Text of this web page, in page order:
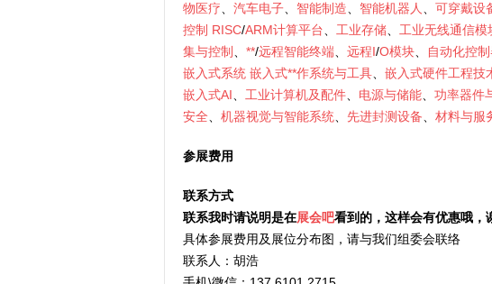
物医疗
汽车电子 智能制造 智能机器人 可穿戴设
控制 RISC/ARM计算平台 工业存储 工业无线通信模
集与控制
**/远程智能终端 远程I/O模块 自动化控
嵌入式系统 嵌入式**作系统与工具 嵌入式硬件工程技
嵌入式AI
工业计算机及配件 电源与储能 功率器件
安全
机器视觉与智能系统 先进封测设备 材料与服
参展费用
联系方式
联系我时请说明是在展会吧看到的，这样会有优惠哦，
具体参展费用及展位分布图，请与我们组委会联络
联系人：胡浩